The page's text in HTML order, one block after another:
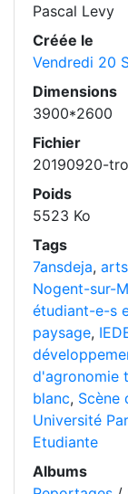
Pascal Levy
Créée le
Vendredi 20
Dimensions
3900*2600
Fichier
20190920-
Poids
5523 Ko
Tags
7ansdeja,
Nogent-sur-
étudiant-e-s
paysage,
d'agronomie
blanc, Scène
Université
Etudiante
Albums